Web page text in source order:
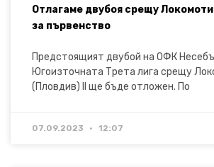
Отлагаме двубоя срещу
за първенство
Предстоящият двубой на ОФК
Югоизточната Трета лига срещу
(Пловдив) II ще бъде отложен. По
07.09.2023 12:07